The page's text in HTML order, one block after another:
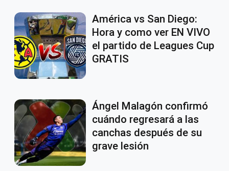
América vs San Diego:
Hora y como ver EN VIVO
el partido de Leagues Cup
GRATIS
Ángel Malagón confirmó
cuándo regresará a las
canchas después de su
grave lesión